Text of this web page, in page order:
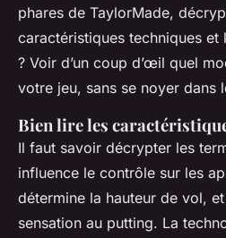
phares de TaylorMade,
caractéristiques techniques et
? Voir d’un coup d’œil quel
votre jeu, sans se noyer dans
Bien lire les
Il faut savoir décrypter les
influence le contrôle sur les
détermine la hauteur de vol,
sensation au putting. La